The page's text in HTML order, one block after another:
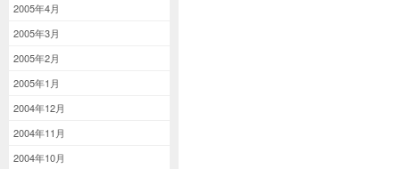
2005年4月
2005年3月
2005年2月
2005年1月
2004年12月
2004年11月
2004年10月